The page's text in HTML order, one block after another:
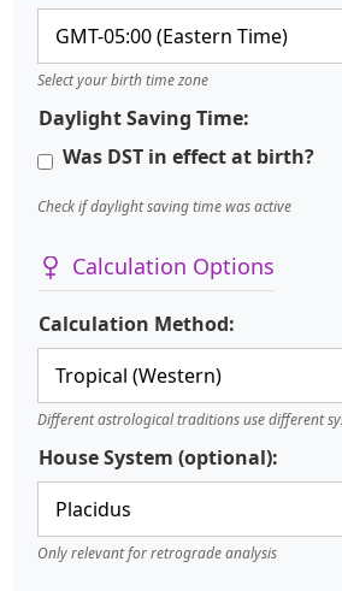
Select your birth time zone
Daylight Saving Time:
Was DST in effect at birth?
Check if daylight saving time was active
Calculation Options
Calculation Method:
Different astrological traditions use different
House System (optional):
Only relevant for retrograde analysis